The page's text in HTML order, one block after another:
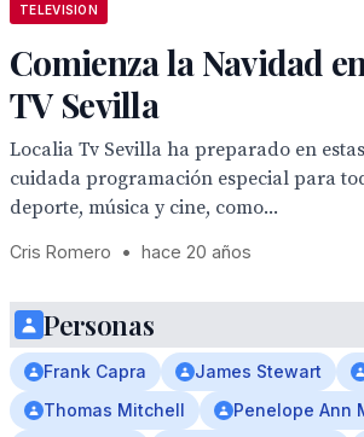
TELEVISION
Comienza la Navidad
TV Sevilla
Localia Tv Sevilla ha preparado en
cuidada programación especial para
deporte, música y cine, como...
Cris Romero • hace 20 años
Personas
Frank Capra James Stewart
Thomas Mitchell
Penelope Ann